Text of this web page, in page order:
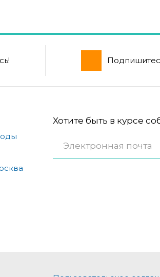
Хотите быть в курсе